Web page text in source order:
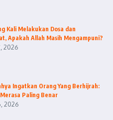
Kali Melakukan Dosa dan
Apakah Allah Masih Mengampuni?
2026
Ingatkan Orang Yang Berhijrah:
Paling Benar
2026